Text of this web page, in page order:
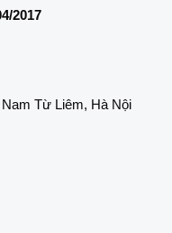
2017
Từ Liêm, Hà Nội